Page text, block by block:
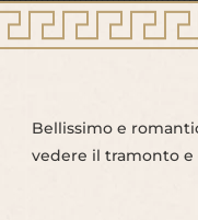
Bellissimo e
vedere il tramonto